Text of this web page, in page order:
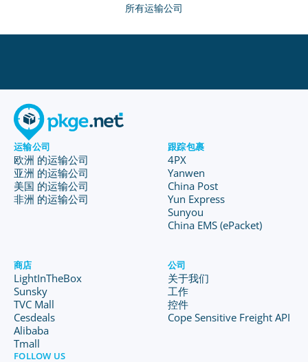
所有运输公司
运输公司
欧洲 的运输公司
亚洲 的运输公司
美国 的运输公司
非洲 的运输公司
跟踪包裹
4PX
Yanwen
China Post
Yun Express
Sunyou
China EMS (ePacket)
商店
LightInTheBox
Sunsky
TVC Mall
Cesdeals
Alibaba
Tmall
公司
关于我们
工作
控件
Cope Sensitive Freight API
FOLLOW US